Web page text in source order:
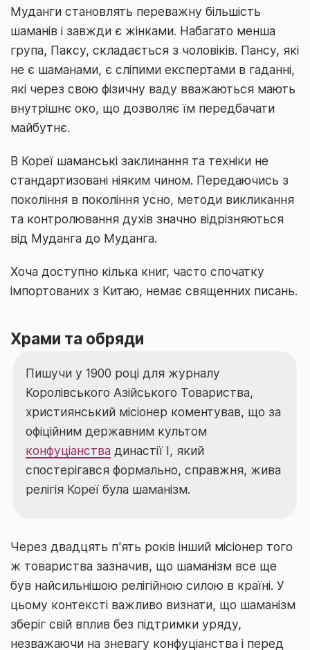
Муданги становлять переважну більшість
шаманів і завжди є жінками. Набагато менша
група, Паксу, складається з чоловіків. Пансу, які
не є шаманами, є сліпими експертами в гаданні,
які через свою фізичну ваду вважаються мають
внутрішнє око, що дозволяє їм передбачати
майбутнє.
В Кореї шаманські заклинання та техніки не
стандартизовані ніяким чином. Передаючись з
покоління в покоління усно, методи викликання
та контролювання духів значно відрізняються
від Муданга до Муданга.
Хоча доступно кілька книг, часто спочатку
імпортованих з Китаю, немає священних писань.
Храми та обряди
Пишучи у 1900 році для журналу
Королівського Азійського Товариства,
християнський місіонер коментував, що за
офіційним державним культом
конфуціанствадинастії І, який
спостерігався формально, справжня, жива
релігія Кореї була шаманізм.
Через двадцять п'ять років інший місіонер того
ж товариства зазначив, що шаманізм все ще
був найсильнішою релігійною силою в країні. У
цьому контексті важливо визнати, що шаманізм
зберіг свій вплив без підтримки уряду,
незважаючи на зневагу конфуціанства і перед